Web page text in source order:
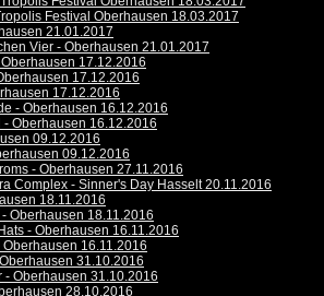
Festival Oberhausen 18.03.2017
21.01.2017
Vier - Oberhausen 21.01.2017
17.12.2016
17.12.2016
17.12.2016
- Oberhausen 16.12.2016
- Oberhausen 16.12.2016
09.12.2016
09.12.2016
- Oberhausen 27.11.2016
Complex - Sinner's Day Hasselt 20.11.2016
18.11.2016
Oberhausen 18.11.2016
- Oberhausen 16.11.2016
16.11.2016
31.10.2016
- Oberhausen 31.10.2016
28.10.2016